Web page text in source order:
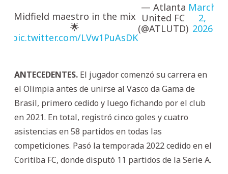
Midfield maestro in the mix
🌟
pic.twitter.com/LVw1PuAsDK
— Atlanta
United FC
(@ATLUTD)
March
2,
2026
ANTECEDENTES. El jugador comenzó su carrera en
el Olimpia antes de unirse al Vasco da Gama de
Brasil, primero cedido y luego fichando por el club
en 2021. En total, registró cinco goles y cuatro
asistencias en 58 partidos en todas las
competiciones. Pasó la temporada 2022 cedido en el
Coritiba FC, donde disputó 11 partidos de la Serie A.